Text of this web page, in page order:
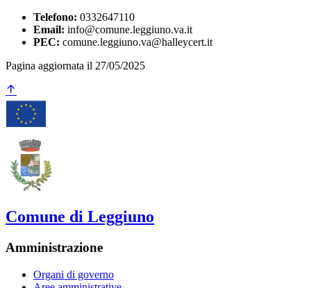
Telefono: 0332647110
Email: info@comune.leggiuno.va.it
PEC: comune.leggiuno.va@halleycert.it
Pagina aggiornata il 27/05/2025
Comune di Leggiuno
Amministrazione
Organi di governo